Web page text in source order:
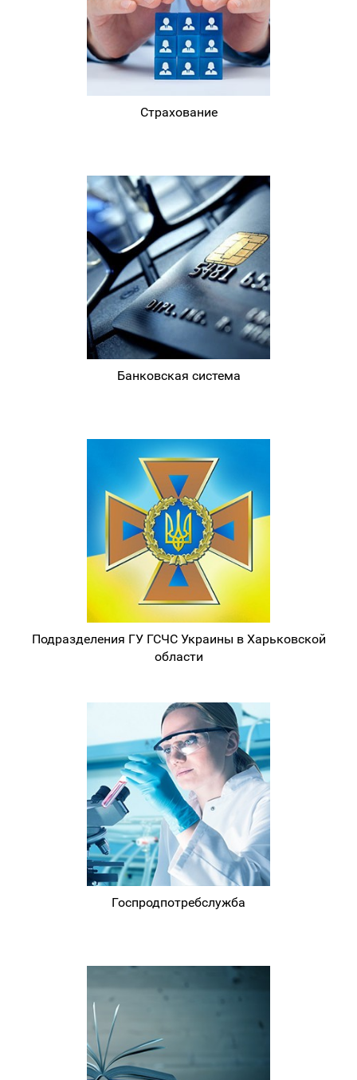
Страхование
Банковская система
Подразделения ГУ ГСЧС Украины в Харьковской
области
Госпродпотребслужба